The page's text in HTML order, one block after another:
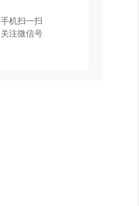
手机扫一扫
关注微信号